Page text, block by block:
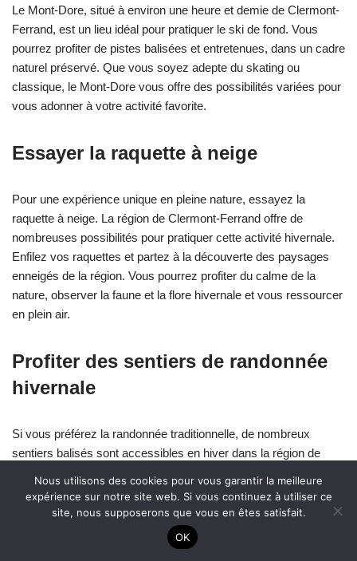
Le Mont-Dore, situé à environ une heure et demie de Clermont-
Ferrand, est un lieu idéal pour pratiquer le ski de fond. Vous
pourrez profiter de pistes balisées et entretenues, dans un cadre
naturel préservé. Que vous soyez adepte du skating ou
classique, le Mont-Dore vous offre des possibilités variées pour
vous adonner à votre activité favorite.
Essayer la raquette à neige
Pour une expérience unique en pleine nature, essayez la
raquette à neige. La région de Clermont-Ferrand offre de
nombreuses possibilités pour pratiquer cette activité hivernale.
Enfilez vos raquettes et partez à la découverte des paysages
enneigés de la région. Vous pourrez profiter du calme de la
nature, observer la faune et la flore hivernale et vous ressourcer
en plein air.
Profiter des sentiers de randonnée
hivernale
Si vous préférez la randonnée traditionnelle, de nombreux
sentiers balisés sont accessibles en hiver dans la région de
habillez-vous chaudement et partez à la découverte des
paysages enneigés. Vous pourrez profiter de panoramas
exceptionnels, découvrir la faune et la flore hivernale et vous
Nous utilisons des cookies pour vous garantir la meilleure
expérience sur notre site web. Si vous continuez à utiliser ce
site, nous supposerons que vous en êtes satisfait.
OK